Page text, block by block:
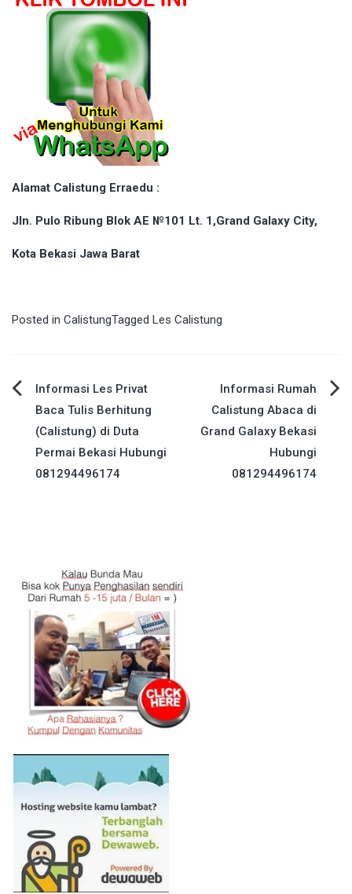
Alamat Calistung Erraedu :
Jln. Pulo Ribung Blok AE №101 Lt. 1,Grand Galaxy City,
Kota Bekasi Jawa Barat
Posted in CalistungTagged Les Calistung
Post
navigation
Informasi Les Privat
Baca Tulis Berhitung
(Calistung) di Duta
Permai Bekasi Hubungi
081294496174
Informasi Rumah
Calistung Abaca di
Grand Galaxy Bekasi
Hubungi
081294496174